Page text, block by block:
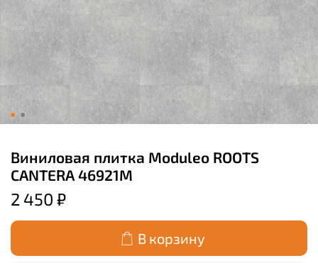
Виниловая плитка Moduleo ROOTS
CANTERA 46921M
2 450 ₽
В корзину